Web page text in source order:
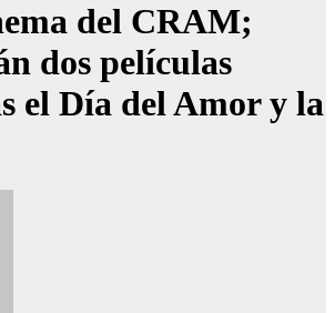
del CRAM;
dos películas
el Día del Amor y la